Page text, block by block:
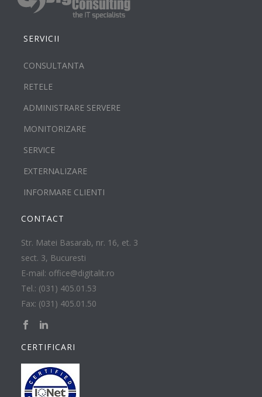
SERVICII
CONSULTANTA
RETELE
ADMINISTRARE SERVERE
MONITORIZARE
SERVICE
EXTERNALIZARE
INFORMARE CLIENTI
CONTACT
Str. Matei Basarab, nr. 16, et. 3
sect. 3, Bucuresti
E-mail: office@digitalit.ro
Tel.: (031) 405.01.53
Fax: (031) 405.01.50
CERTIFICARI